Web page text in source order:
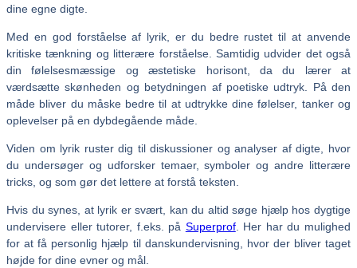
dine egne digte.
Med en god forståelse af lyrik, er du bedre rustet til at anvende
kritiske tænkning og litterære forståelse. Samtidig udvider det også
din følelsesmæssige og æstetiske horisont, da du lærer at
værdsætte skønheden og betydningen af poetiske udtryk. På den
måde bliver du måske bedre til at udtrykke dine følelser, tanker og
oplevelser på en dybdegående måde.
Viden om lyrik ruster dig til diskussioner og analyser af digte, hvor
du undersøger og udforsker temaer, symboler og andre litterære
tricks, og som gør det lettere at forstå teksten.
Hvis du synes, at lyrik er svært, kan du altid søge hjælp hos dygtige
undervisere eller tutorer, f.eks. på Superprof. Her har du mulighed
for at få personlig hjælp til danskundervisning, hvor der bliver taget
højde for dine evner og mål.